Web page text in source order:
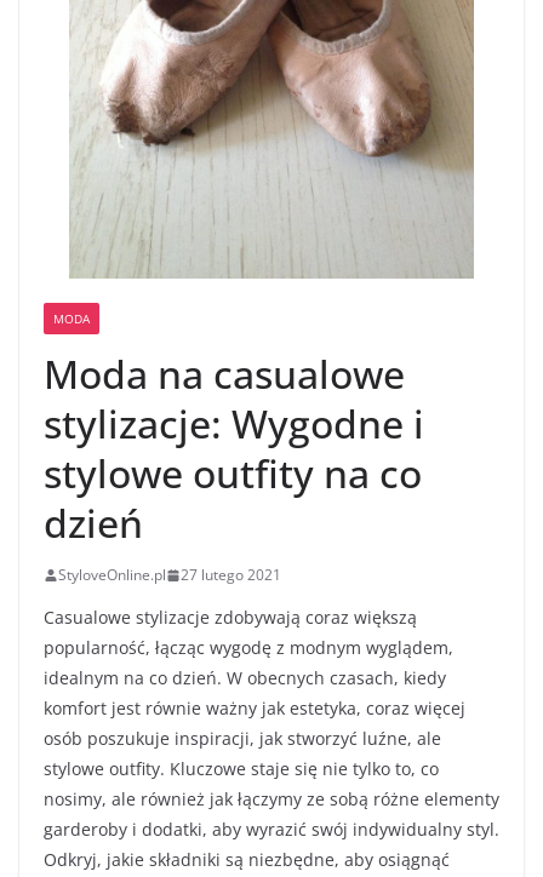
MODA
Moda na casualowe
stylizacje: Wygodne i
stylowe outfity na co
dzień
StyloveOnline.pl 27 lutego 2021
Casualowe stylizacje zdobywają coraz większą
popularność, łącząc wygodę z modnym wyglądem,
idealnym na co dzień. W obecnych czasach, kiedy
komfort jest równie ważny jak estetyka, coraz więcej
osób poszukuje inspiracji, jak stworzyć luźne, ale
stylowe outfity. Kluczowe staje się nie tylko to, co
nosimy, ale również jak łączymy ze sobą różne elementy
garderoby i dodatki, aby wyrazić swój indywidualny styl.
Odkryj, jakie składniki są niezbędne, aby osiągnąć